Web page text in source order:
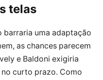
telas
barraria uma adaptação
as chances parecem
e Baldoni exigiria
curto prazo. Como